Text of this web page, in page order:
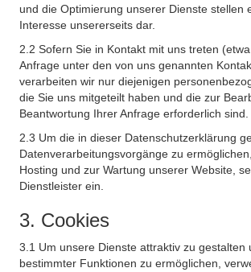
und die Optimierung unserer Dienste stellen
Interesse unsererseits dar.
2.2 Sofern Sie in Kontakt mit uns treten
Anfrage unter den von uns genannten
verarbeiten wir nur diejenigen
die Sie uns mitgeteilt haben und die zur
Beantwortung Ihrer Anfrage erforderlich sind.
2.3 Um die in dieser Datenschutzerklärung
Datenverarbeitungsvorgänge zu
Hosting und zur Wartung unserer Website,
Dienstleister ein.
3. Cookies
3.1 Um unsere Dienste attraktiv zu gestalten
bestimmter Funktionen zu ermöglichen,